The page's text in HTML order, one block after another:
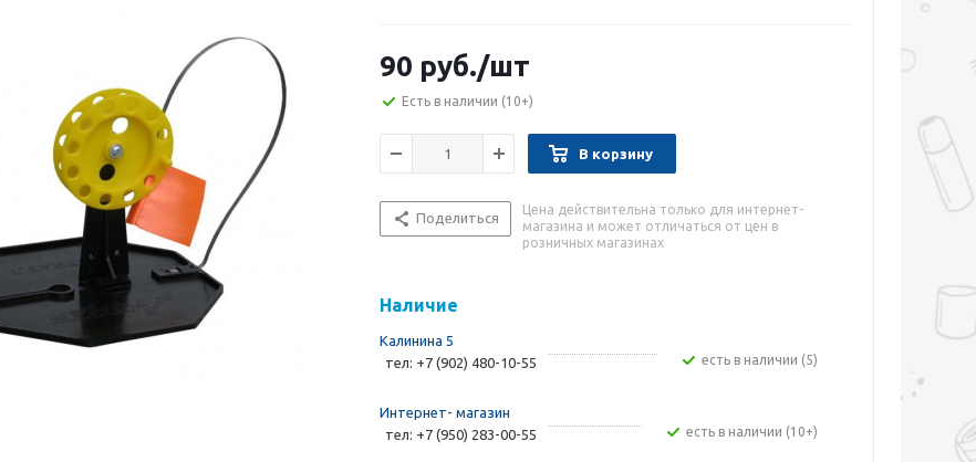
90 руб./шт
Есть в наличии (10+)
В корзину
Поделиться
Цена действительна только для интернет-
магазина и может отличаться от цен в
розничных магазинах
Наличие
Калинина 5
тел: +7 (902) 480-10-55
Есть в наличии (5)
Интернет- магазин
тел: +7 (950) 283-00-55
Есть в наличии (10+)